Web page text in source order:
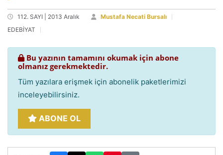
112. SAYI | 2013 Aralık
Mustafa Necati Bursalı
EDEBİYAT
Bu yazının tamamını okumak için abone
olmanız gerekmektedir.
Tüm yazılara erişmek için abonelik paketlerimizi
inceleyebilirsiniz.
ABONE OL